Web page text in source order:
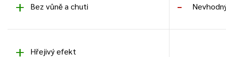
Bez vůně a chuti
Hřejivý efekt